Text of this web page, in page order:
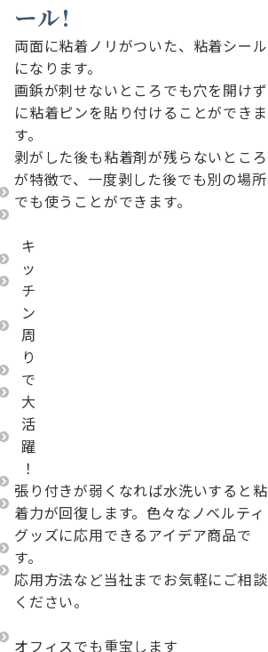
ール!
両面に粘着ノリがついた、粘着シール
になります。
画鋲が刺せないところでも穴を開けず
に粘着ピンを貼り付けることができま
す。
剥がした後も粘着剤が残らないところ
が特徴で、一度剥した後でも別の場所
でも使うことができます。
キ
ッ
チ
ン
周
り
で
大
活
躍
！
張り付きが弱くなれば水洗いすると粘
着力が回復します。色々なノベルティ
グッズに応用できるアイデア商品で
す。
応用方法など当社までお気軽にご相談
ください。
オフィスでも重宝します